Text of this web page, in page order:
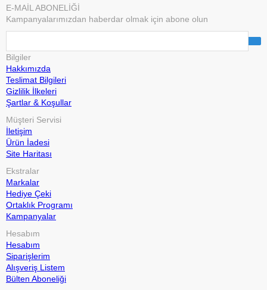
E-MAİL ABONELİĞİ
Kampanyalarımızdan haberdar olmak için abone olun
Bilgiler
Hakkımızda
Teslimat Bilgileri
Gizlilik İlkeleri
Şartlar & Koşullar
Müşteri Servisi
İletişim
Ürün İadesi
Site Haritası
Ekstralar
Markalar
Hediye Çeki
Ortaklık Programı
Kampanyalar
Hesabım
Hesabım
Siparişlerim
Alışveriş Listem
Bülten Aboneliği